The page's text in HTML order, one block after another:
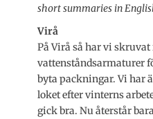
short summaries in
Virå
På Virå så har vi skruvat
vattenståndsarmaturer
byta packningar. Vi har
loket efter vinterns
gick bra. Nu återstår